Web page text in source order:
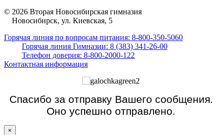
© 2026 Вторая Новосибирская гимназия
Новосибирск, ул. Киевская, 5
Горячая линия по вопросам питания: 8-800-350-5060
Горячая линия Гимназии: 8 (383) 341-26-00
Телефон доверия: 8-800-2000-122
Контактная информация
Спасибо за отправку Вашего сообщения.
Оно успешно отправлено.
×